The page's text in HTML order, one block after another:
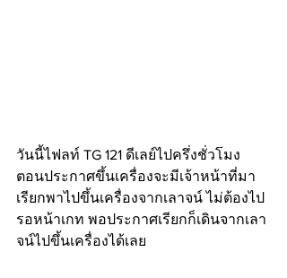
วันนี้ไฟลท์ TG 121 ดีเลย์ไปครึ่งชั่วโมง
ตอนประกาศขึ้นเครื่องจะมีเจ้าหน้าที่มา
เรียกพาไปขึ้นเครื่องจากเลาจน์ ไม่ต้องไป
รอหน้าเกท พอประกาศเรียกก็เดินจากเลา
จน์ไปขึ้นเครื่องได้เลย